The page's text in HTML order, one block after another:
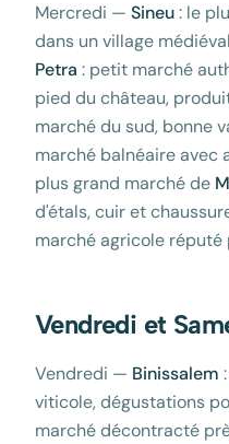
Mercredi — Sineu: le
dans un village
Petra : petit marché
pied du château,
marché du sud, bonne
marché balnéaire avec
plus grand marché de
d'étals, cuir et
marché agricole réputé
Vendredi et
Vendredi — Binissalem
viticole, dégustations
marché décontracté